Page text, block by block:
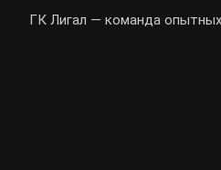
ГК Лигал — команда